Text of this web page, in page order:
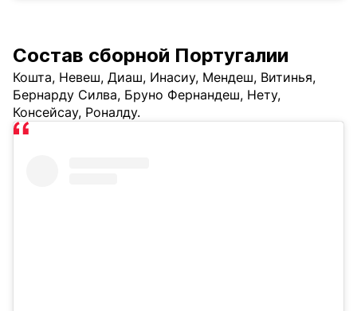
Состав сборной Португалии
Кошта, Невеш, Диаш, Инасиу, Мендеш, Витинья,
Бернарду Силва, Бруно Фернандеш, Нету,
Консейсау, Роналду.